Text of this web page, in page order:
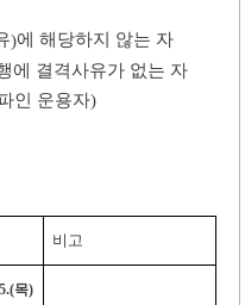
)에 해당하지 않는 자
에 결격사유가 없는 자
인 운용자)
비고
목)